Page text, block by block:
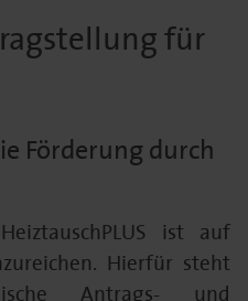
für
Förderung durch
ist auf
Hierfür steht
Antrags- und